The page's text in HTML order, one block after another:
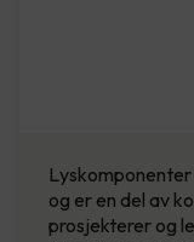
og er en del av
prosjekterer og